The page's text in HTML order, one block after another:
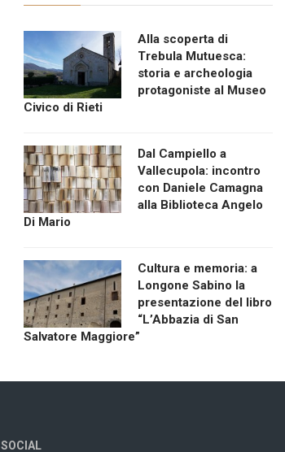
Alla scoperta di
Trebula Mutuesca:
storia e archeologia
protagoniste al Museo
Civico di Rieti
Dal Campiello a
Vallecupola: incontro
con Daniele Camagna
alla Biblioteca Angelo
Di Mario
Cultura e memoria: a
Longone Sabino la
presentazione del libro
“L’Abbazia di San
Salvatore Maggiore”
SOCIAL